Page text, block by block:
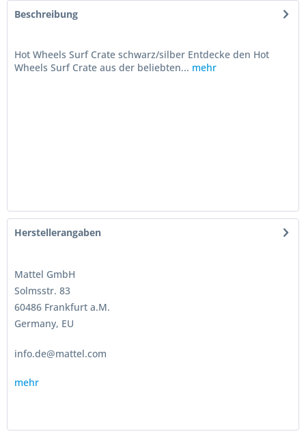
Beschreibung
Hot Wheels Surf Crate schwarz/silber Entdecke den Hot
Wheels Surf Crate aus der beliebten... mehr
Herstellerangaben
Mattel GmbH
Solmsstr. 83
60486 Frankfurt a.M.
Germany, EU
info.de@mattel.com
mehr